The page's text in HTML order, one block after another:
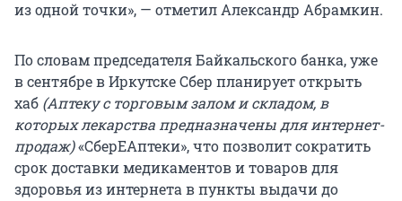
из одной точки», — отметил Александр Абрамкин.
По словам председателя Байкальского банка, уже
в сентябре в Иркутске Сбер планирует открыть
хаб (Аптеку с торговым залом и складом, в
которых лекарства предназначены для интернет-
продаж)«СберЕАптеки», что позволит сократить
срок доставки медикаментов и товаров для
здоровья из интернета в пункты выдачи до